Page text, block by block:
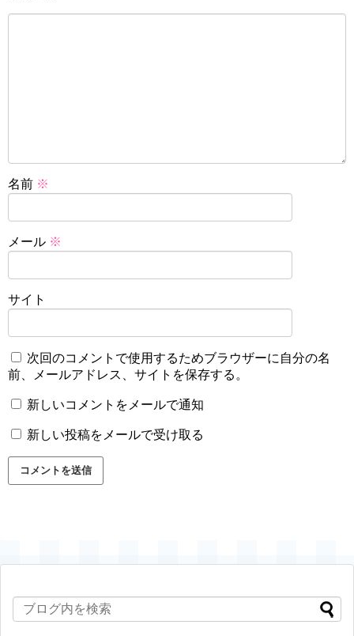
名前 ※
メール ※
サイト
次回のコメントで使用するためブラウザーに自分の名
前、メールアドレス、サイトを保存する。
新しいコメントをメールで通知
新しい投稿をメールで受け取る